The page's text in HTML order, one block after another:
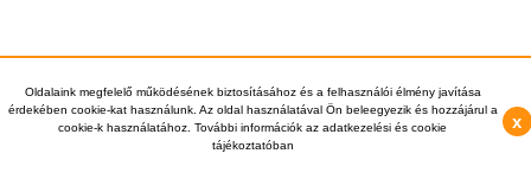
Oldalaink megfelelő működésének biztosításához és a felhasználói élmény javítása
érdekében cookie-kat használunk. Az oldal használatával Ön beleegyezik és hozzájárul a
cookie-k használatához. További információk az adatkezelési és cookie
tájékoztatóban
x